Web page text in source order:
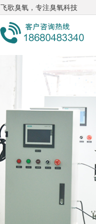
飞歌臭氧，专注臭氧科技